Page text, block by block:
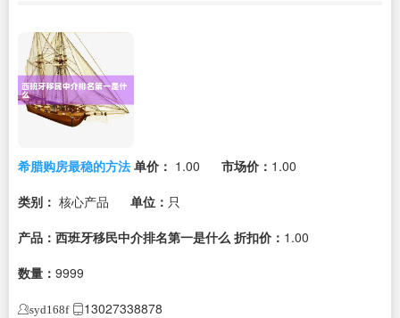
希腊购房最稳的方法 单价： 1.00 市场价： 1.00
类别： 核心产品 单位： 只
产品：西班牙移民中介排名第一是什么 折扣价： 1.00
数量： 9999
syd168f 13027338878